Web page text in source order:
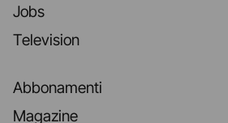
Jobs
Television
Abbonamenti
Magazine